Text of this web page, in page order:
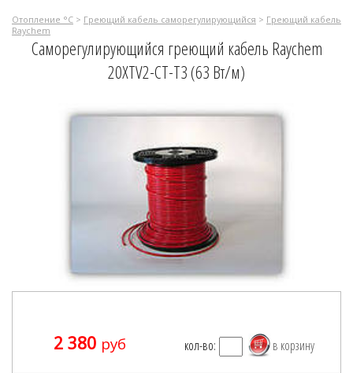
Отопление °C > Греющий кабель саморегулирующийся > Греющий кабель
Raychem
Саморегулирующийся греющий кабель Raychem
20XTV2-CT-T3 (63 Вт/м)
2 380 руб кол-во: